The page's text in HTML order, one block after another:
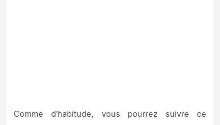
Comme d’habitude, vous pourrez suivre ce